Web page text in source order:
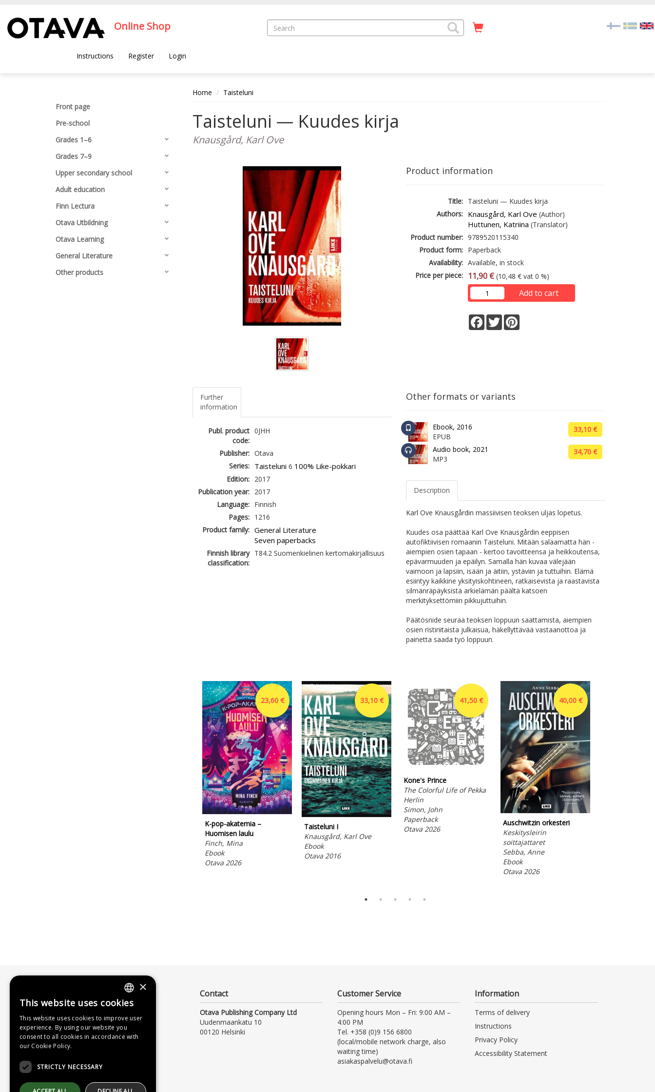
Online Shop
Instructions Register Login
Front page
Pre-school
Grades 1–6
Grades 7–9
Upper secondary school
Adult education
Finn Lectura
Otava Utbildning
Otava Learning
General Literature
Other products
Home Taisteluni
Taisteluni — Kuudes kirja
Knausgård, Karl Ove
Product information
Title: Taisteluni — Kuudes kirja
Authors: Knausgård, Karl Ove (Author)
Huttunen, Katriina (Translator)
Product number: 9789520115340
Product form: Paperback
Availability: Available, in stock
Price per piece:
11,90 € (10,48 € vat 0 %)
Add to cart
Facebook
Twitter
Further
information
Publ. product
code:
0JHH
Publisher: Otava
Series:
Taisteluni 6 100% Like-pokkari
Edition:
2017
Publication year:
2017
Language:
Finnish
Pages:
1216
Product family: General Literature
Seven paperbacks
Finnish library
classification:
T84.2 Suomenkielinen kertomakirjallisuus
Other formats or variants
Ebook, 2016
EPUB
33,10 €
Audio book, 2021
MP3
34,70 €
Description
Karl Ove Knausgårdin massiivisen teoksen uljas lopetus.
Kuudes osa päättää Karl Ove Knausgårdin eeppisen
autofiktiivisen romaanin Taisteluni. Mitään salaamatta hän -
aiempien osien tapaan - kertoo tavoitteensa ja heikkoutensa,
epävarmuuden ja epäilyn. Samalla hän kuvaa välejään
vaimoon ja lapsiin, isään ja äitiin, ystäviin ja tuttuihin. Elämä
esiintyy kaikkine yksityiskohtineen, ratkaisevista ja raastavista
silmänräpäyksistä arkielämän päältä katsoen
merkityksettömiin pikkujuttuihin.
Päätösnide seuraa teoksen loppuun saattamista, aiempien
osien ristiriitaista julkaisua, häkellyttävää vastaanottoa ja
painetta saada työ loppuun.
23,60 €
K-pop-akatemia –
Huomisen laulu
Finch, Mina
Ebook
Otava 2026
33,10 €
Taisteluni I
Knausgård, Karl Ove
Ebook
Otava 2016
41,50 €
Kone's Prince
The Colorful Life of Pekka
Herlin
Simon, John
Paperback
Otava 2026
40,00 €
Auschwitzin orkesteri
Keskitysleirin
soittajattaret
Sebba, Anne
Ebook
Otava 2026
Contact
Otava Publishing Company Ltd
Uudenmaankatu 10
00120 Helsinki
Customer Service
Opening hours Mon – Fri: 9:00 AM –
4:00 PM
Tel. +358 (0)9 156 6800
(local/mobile network charge, also
waiting time)
asiakaspalvelu@otava.fi
Information
Terms of delivery
Instructions
Privacy Policy
Accessibility Statement
FINNISH
SWEDISH
ENGLISH
×
This website uses cookies
This website uses cookies to improve user
experience. By using our website you
consent to all cookies in accordance with
our Cookie Policy.
STRICTLY NECESSARY